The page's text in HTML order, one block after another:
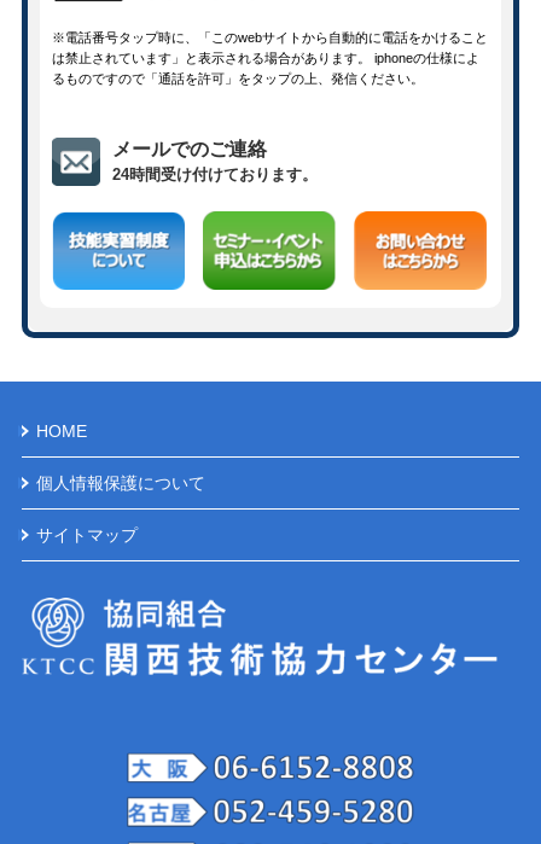
※電話番号タップ時に、「このwebサイトから自動的に電話をかけること
は禁止されています」と表示される場合があります。 iphoneの仕様によ
るものですので「通話を許可」をタップの上、発信ください。
メールでのご連絡
24時間受け付けております。
HOME
個人情報保護について
サイトマップ